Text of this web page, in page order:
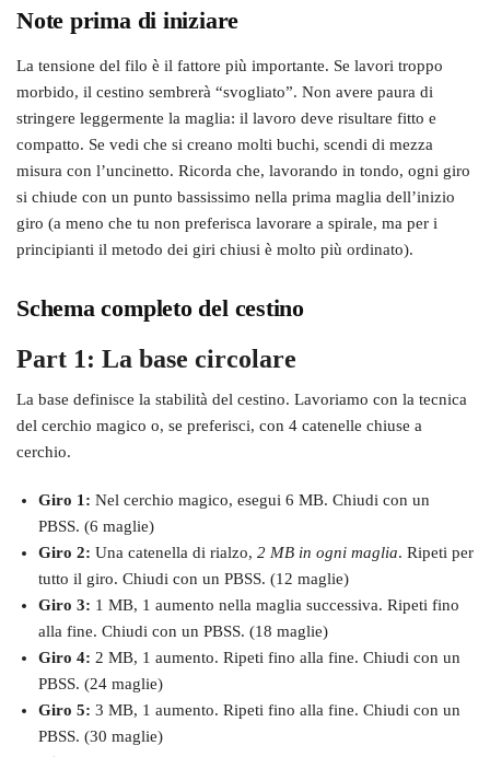
Note prima di iniziare
La tensione del filo è il fattore più importante. Se lavori troppo
morbido, il cestino sembrerà “svogliato”. Non avere paura di
stringere leggermente la maglia: il lavoro deve risultare fitto e
compatto. Se vedi che si creano molti buchi, scendi di mezza
misura con l’uncinetto. Ricorda che, lavorando in tondo, ogni giro
si chiude con un punto bassissimo nella prima maglia dell’inizio
giro (a meno che tu non preferisca lavorare a spirale, ma per i
principianti il metodo dei giri chiusi è molto più ordinato).
Schema completo del cestino
Part 1: La base circolare
La base definisce la stabilità del cestino. Lavoriamo con la tecnica
del cerchio magico o, se preferisci, con 4 catenelle chiuse a
cerchio.
Giro 1: Nel cerchio magico, esegui 6 MB. Chiudi con un
PBSS. (6 maglie)
Giro 2: Una catenella di rialzo, 2 MB in ogni maglia. Ripeti per
tutto il giro. Chiudi con un PBSS. (12 maglie)
Giro 3: 1 MB, 1 aumento nella maglia successiva. Ripeti fino
alla fine. Chiudi con un PBSS. (18 maglie)
Giro 4: 2 MB, 1 aumento. Ripeti fino alla fine. Chiudi con un
PBSS. (24 maglie)
Giro 5: 3 MB, 1 aumento. Ripeti fino alla fine. Chiudi con un
PBSS. (30 maglie)